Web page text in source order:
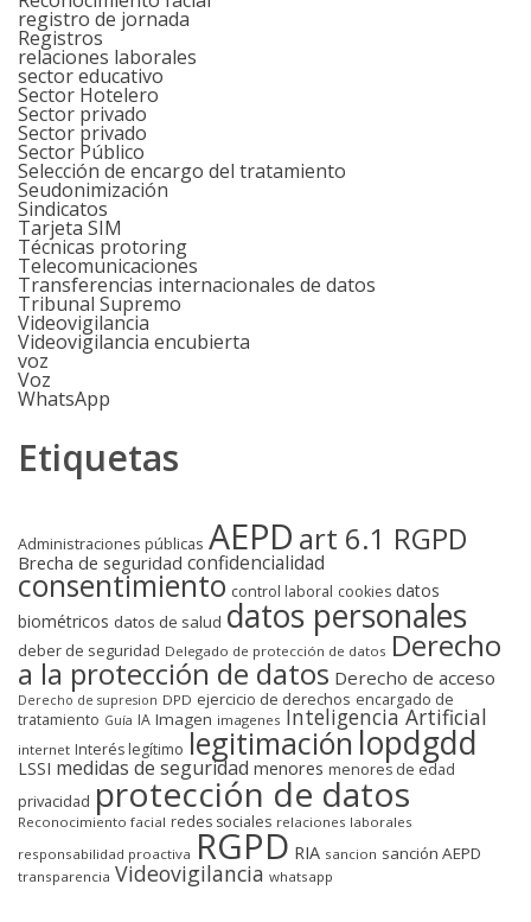
registro de jornada
Registros
relaciones laborales
sector educativo
Sector Hotelero
Sector privado
Sector privado
Sector Público
Selección de encargo del tratamiento
Seudonimización
Sindicatos
Tarjeta SIM
Técnicas protoring
Telecomunicaciones
Transferencias internacionales de datos
Tribunal Supremo
Videovigilancia
Videovigilancia encubierta
voz
Voz
WhatsApp
Etiquetas
Administraciones públicas AEPD art 6.1 RGPD
Brecha de seguridad confidencialidad
consentimiento control laboral cookies datos
biométricos datos de salud datos personales
deber de seguridad Delegado de protección de datos Derecho
a la protección de datos Derecho de acceso
Derecho de supresion DPD ejercicio de derechos encargado de
tratamiento Guía IA Imagen imagenes Inteligencia Artificial
internet Interés legítimo legitimación lopdgdd
LSSI medidas de seguridad menores menores de edad
privacidad protección de datos
Reconocimiento facial redes sociales relaciones laborales
responsabilidad proactiva RGPD RIA sancion sanción AEPD
transparencia Videovigilancia whatsapp